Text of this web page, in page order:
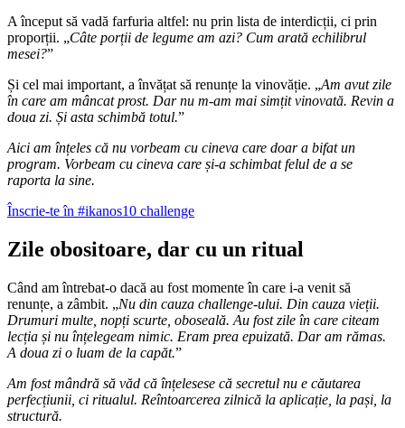
A început să vadă farfuria altfel: nu prin lista de interdicții, ci prin
proporții. „Câte porții de legume am azi? Cum arată echilibrul
mesei?”
Și cel mai important, a învățat să renunțe la vinovăție. „Am avut zile
în care am mâncat prost. Dar nu m-am mai simțit vinovată. Revin a
doua zi. Și asta schimbă totul.”
Aici am înțeles că nu vorbeam cu cineva care doar a bifat un
program. Vorbeam cu cineva care și-a schimbat felul de a se
raporta la sine.
Înscrie-te în #ikanos10 challenge
Zile obositoare, dar cu un ritual
Când am întrebat-o dacă au fost momente în care i-a venit să
renunțe, a zâmbit. „Nu din cauza challenge-ului. Din cauza vieții.
Drumuri multe, nopți scurte, oboseală. Au fost zile în care citeam
lecția și nu înțelegeam nimic. Eram prea epuizată. Dar am rămas.
A doua zi o luam de la capăt.”
Am fost mândră să văd că înțelesese că secretul nu e căutarea
perfecțiunii, ci ritualul. Reîntoarcerea zilnică la aplicație, la pași, la
structură.